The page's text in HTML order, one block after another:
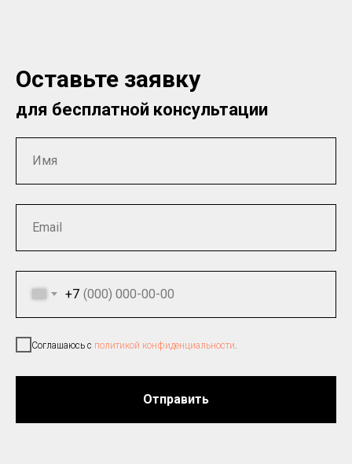
Оставьте заявку
для бесплатной консультации
+7
Соглашаюсь с политикой конфиденциальности
Отправить